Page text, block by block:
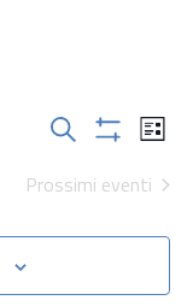
Attività
Ricerca
e
Cerca Lista
Prossimi eventi